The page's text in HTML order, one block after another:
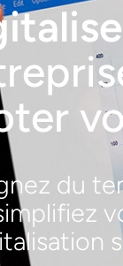
du